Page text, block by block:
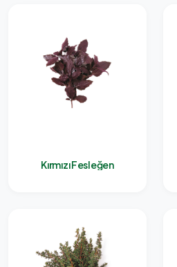
Kırmızı Fesleğen